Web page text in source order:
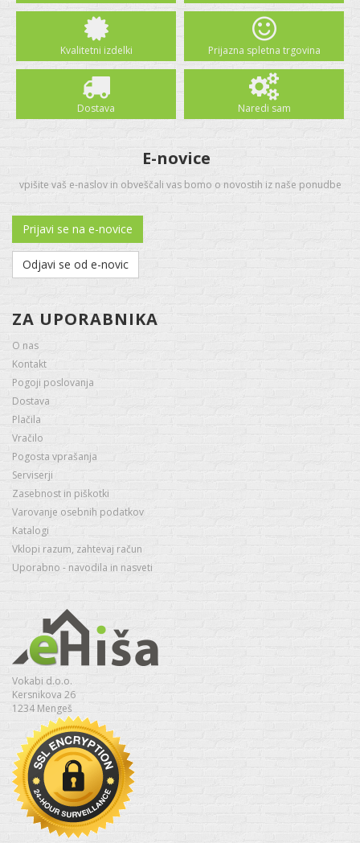
Kvalitetni izdelki Prijazna spletna trgovina
Dostava Naredi sam
E-novice
vpišite vaš e-naslov in obveščali vas bomo o novostih iz naše ponudbe
Prijavi se na e-novice
Odjavi se od e-novic
ZA UPORABNIKA
O nas
Kontakt
Pogoji poslovanja
Dostava
Plačila
Vračilo
Pogosta vprašanja
Serviserji
Zasebnost in piškotki
Varovanje osebnih podatkov
Katalogi
Vklopi razum, zahtevaj račun
Uporabno - navodila in nasveti
Vokabi d.o.o.
Kersnikova 26
1234 Mengeš